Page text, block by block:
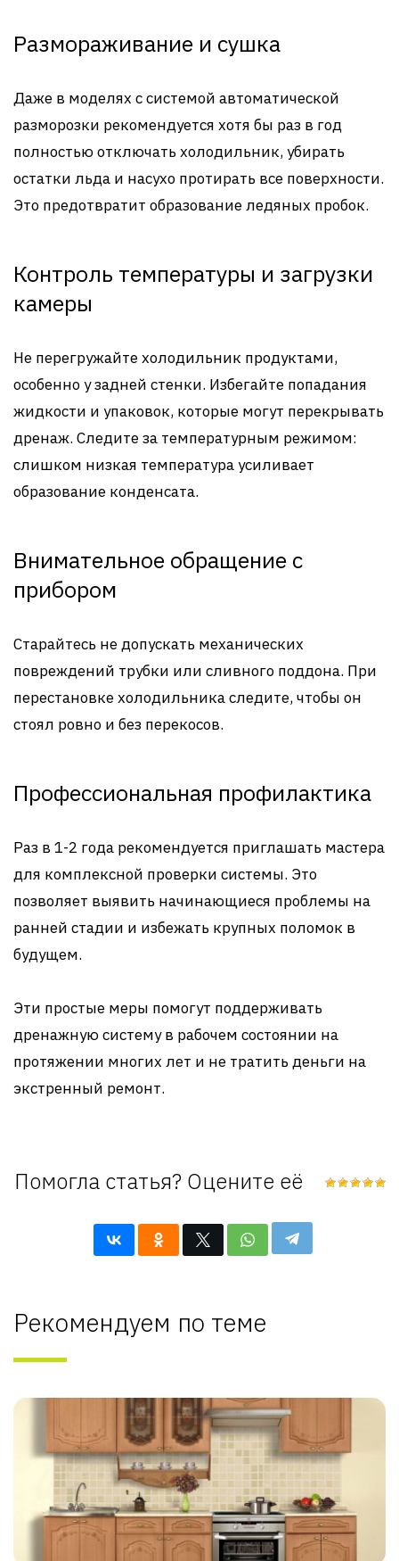
Размораживание и сушка
Даже в моделях с системой автоматической
разморозки рекомендуется хотя бы раз в год
полностью отключать холодильник, убирать
остатки льда и насухо протирать все поверхности.
Это предотвратит образование ледяных пробок.
Контроль температуры и загрузки
камеры
Не перегружайте холодильник продуктами,
особенно у задней стенки. Избегайте попадания
жидкости и упаковок, которые могут перекрывать
дренаж. Следите за температурным режимом:
слишком низкая температура усиливает
образование конденсата.
Внимательное обращение с
прибором
Старайтесь не допускать механических
повреждений трубки или сливного поддона. При
перестановке холодильника следите, чтобы он
стоял ровно и без перекосов.
Профессиональная профилактика
Раз в 1-2 года рекомендуется приглашать мастера
для комплексной проверки системы. Это
позволяет выявить начинающиеся проблемы на
ранней стадии и избежать крупных поломок в
будущем.
Эти простые меры помогут поддерживать
дренажную систему в рабочем состоянии на
протяжении многих лет и не тратить деньги на
экстренный ремонт.
Помогла статья? Оцените её
Рекомендуем по теме